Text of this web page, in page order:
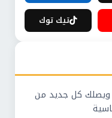
تيك توك
كل جديد من